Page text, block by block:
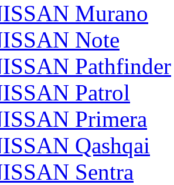
Murano
Note
Pathfinder
Patrol
Primera
Qashqai
Sentra